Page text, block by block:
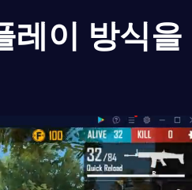
레이 방식